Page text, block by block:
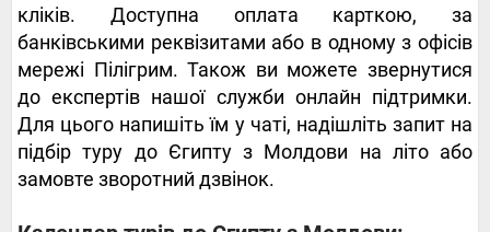
кліків. Доступна оплата карткою, за
банківськими реквізитами або в одному з офісів
мережі Пілігрим. Також ви можете звернутися
до експертів нашої служби онлайн підтримки.
Для цього напишіть їм у чаті, надішліть запит на
підбір туру до Єгипту з Молдови на літо або
замовте зворотний дзвінок.